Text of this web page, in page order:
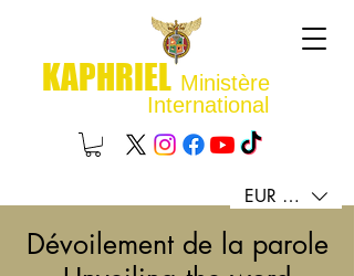
KAPHRIEL Ministère
International
EUR (€)
Dévoilement de la parole